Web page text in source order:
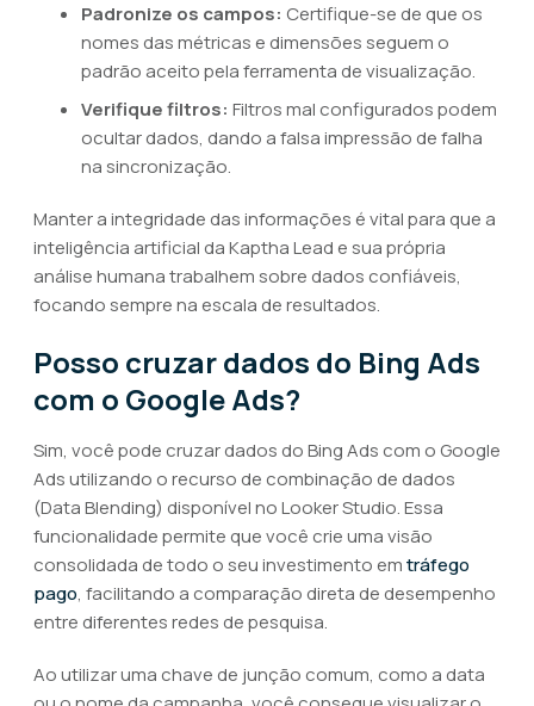
Padronize os campos: Certifique-se de que os
nomes das métricas e dimensões seguem o
padrão aceito pela ferramenta de visualização.
Verifique filtros: Filtros mal configurados podem
ocultar dados, dando a falsa impressão de falha
na sincronização.
Manter a integridade das informações é vital para que a
inteligência artificial da Kaptha Lead e sua própria
análise humana trabalhem sobre dados confiáveis,
focando sempre na escala de resultados.
Posso cruzar dados do Bing Ads
com o Google Ads?
Sim, você pode cruzar dados do Bing Ads com o Google
Ads utilizando o recurso de combinação de dados
(Data Blending) disponível no Looker Studio. Essa
funcionalidade permite que você crie uma visão
consolidada de todo o seu investimento emtráfego
pago, facilitando a comparação direta de desempenho
entre diferentes redes de pesquisa.
Ao utilizar uma chave de junção comum, como a data